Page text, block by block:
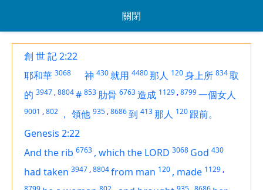
關閉
創 世 記 2:22
耶和華 3068 神 430就用 4480那人 120身上所 834取
的 3947 ,8804# 853 肋骨 6763造成 1129 ,8799一個女人
9001 ,802 ， 領他 935 ,8686到 413那人 120 跟前。
Genesis 2:22
And the rib 6763 , which the LORD 3068 God 430
had taken 3947 ,8804from man 120 , made 1129 ,